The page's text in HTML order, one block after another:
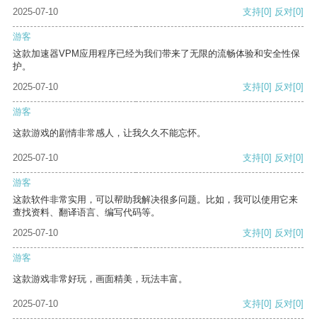
2025-07-10
支持[0] 反对[0]
游客
这款加速器VPM应用程序已经为我们带来了无限的流畅体验和安全性保
护。
2025-07-10
支持[0] 反对[0]
游客
这款游戏的剧情非常感人，让我久久不能忘怀。
2025-07-10 支持[0] 反对[0]
游客
这款软件非常实用，可以帮助我解决很多问题。比如，我可以使用它来
查找资料、翻译语言、编写代码等。
2025-07-10
支持[0] 反对[0]
游客
这款游戏非常好玩，画面精美，玩法丰富。
2025-07-10 支持[0] 反对[0]